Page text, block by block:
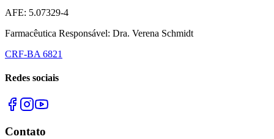
AFE: 5.07329-4
Farmacêutica Responsável: Dra. Verena Schmidt
CRF-BA 6821
Redes sociais
Contato